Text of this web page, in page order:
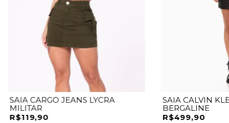
SAIA CARGO JEANS LYCRA
MILITAR
R$119,90
SAIA CALVIN
BERGALINE
R$499,90